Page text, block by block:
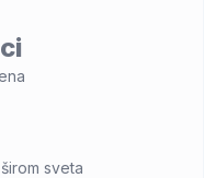
sveta